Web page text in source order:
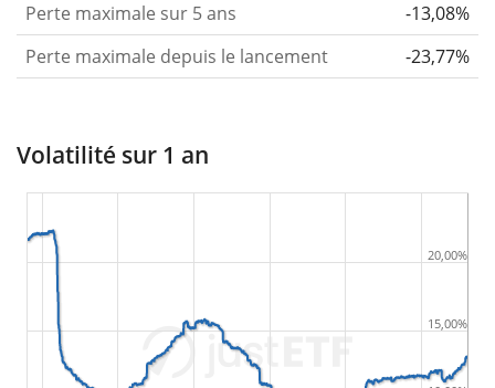
Perte maximale sur 5 ans
-13,08%
Perte maximale depuis le lancement
-23,77%
Volatilité sur 1 an
15,00%
20,00%